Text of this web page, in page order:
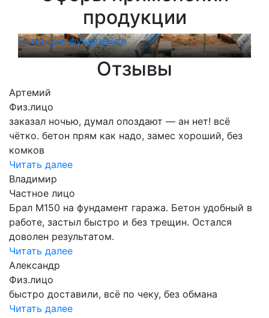
Сферы применения
Бетон для фундамента
Отзывы
Артемий
Физ.лицо
заказал ночью, думал опоздают — ан нет! всё
чётко. бетон прям как надо, замес хороший, без
комков
Читать далее